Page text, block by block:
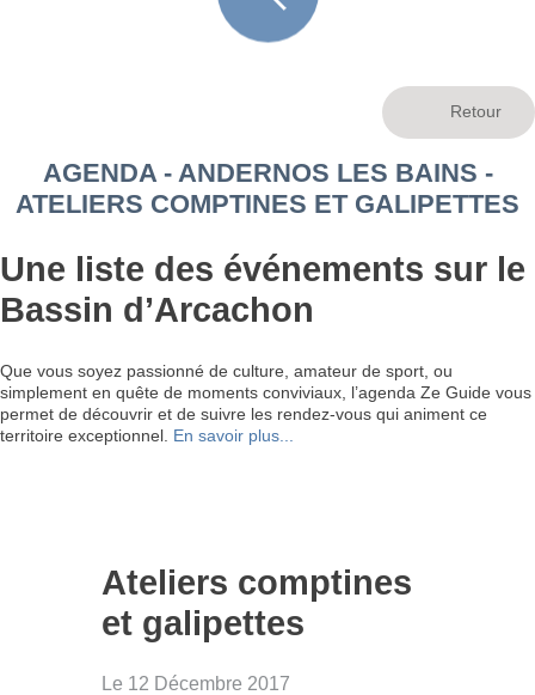
AGENDA - ANDERNOS LES BAINS -
ATELIERS COMPTINES ET GALIPETTES
Une liste des événements sur le
Bassin d’Arcachon
Que vous soyez passionné de culture, amateur de sport, ou
simplement en quête de moments conviviaux, l’agenda Ze Guide vous
permet de découvrir et de suivre les rendez-vous qui animent ce
territoire exceptionnel. En savoir plus...
Ateliers comptines
et galipettes
Le 12 Décembre 2017